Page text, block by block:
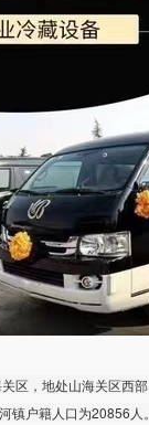
区，地处山海关区西
镇户籍人口为20856